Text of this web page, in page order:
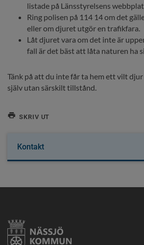
listade på Länsstyrelsens
Ring polisen på 114 14 om det
eller om djuret utgör en trafikfara.
Låt djuret vara om det inte är
fall är det bäst att låta naturen ha
Tänk på att du inte får ta hem ett vilt
själv utan särskilt tillstånd.
SKRIV UT
Kontakt